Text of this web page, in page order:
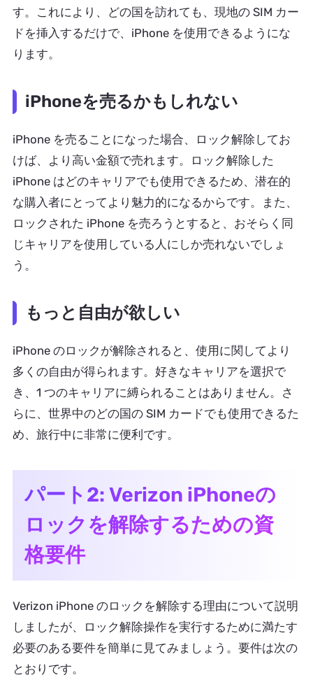
す。これにより、どの国を訪れても、現地の SIM カー
ドを挿入するだけで、iPhone を使用できるようにな
ります。
iPhoneを売るかもしれない
iPhone を売ることになった場合、ロック解除してお
けば、より高い金額で売れます。ロック解除した
iPhone はどのキャリアでも使用できるため、潜在的
な購入者にとってより魅力的になるからです。また、
ロックされた iPhone を売ろうとすると、おそらく同
じキャリアを使用している人にしか売れないでしょ
う。
もっと自由が欲しい
iPhone のロックが解除されると、使用に関してより
多くの自由が得られます。好きなキャリアを選択で
き、1 つのキャリアに縛られることはありません。さ
らに、世界中のどの国の SIM カードでも使用できるた
め、旅行中に非常に便利です。
パート2: Verizon iPhoneの
ロックを解除するための資
格要件
Verizon iPhone のロックを解除する理由について説明
しましたが、ロック解除操作を実行するために満たす
必要のある要件を簡単に見てみましょう。要件は次の
とおりです。